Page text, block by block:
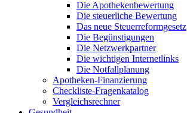
Die Apothekenbewertung
Die steuerliche Bewertung
Das neue Steuerreformgesetz
Die Begünstigungen
Die Netzwerkpartner
Die wichtigen Internetlinks
Die Notfallplanung
Apotheken-Finanzierung
Checkliste-Fragenkatalog
Vergleichsrechner